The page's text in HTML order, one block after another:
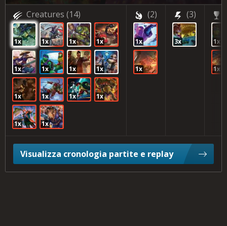
Creatures (14)
1x 1x 1x 1x
1x 1x 1x 1x
1x 1x 1x 1x
1x 1x
(2)
1x
1x
(3)
3x 1x
1x
Visualizza cronologia partite e replay